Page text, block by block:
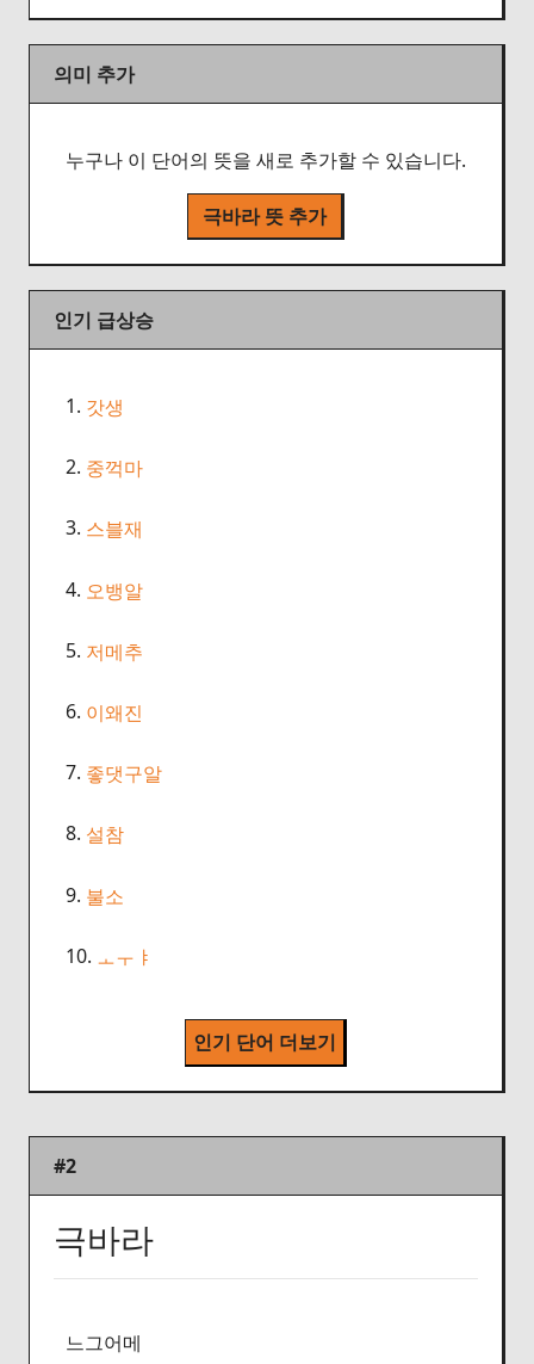
의미 추가
누구나 이 단어의 뜻을 새로 추가할 수 있습니다.
극바라 뜻 추가
인기 급상승
1. 갓생
2. 중꺽마
3. 스블재
4. 오뱅알
5. 저메추
6. 이왜진
7. 좋댓구알
8. 설참
9. 불소
10. ㅗㅜㅑ
인기 단어 더보기
#2
극바라
느그어메